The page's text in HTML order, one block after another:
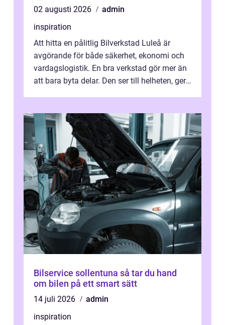
02 augusti 2026
admin
inspiration
Att hitta en pålitlig Bilverkstad Luleå är
avgörande för både säkerhet, ekonomi och
vardagslogistik. En bra verkstad gör mer än
att bara byta delar. Den ser till helheten, ger
Bilservice sollentuna så tar du hand
om bilen på ett smart sätt
14 juli 2026
admin
inspiration